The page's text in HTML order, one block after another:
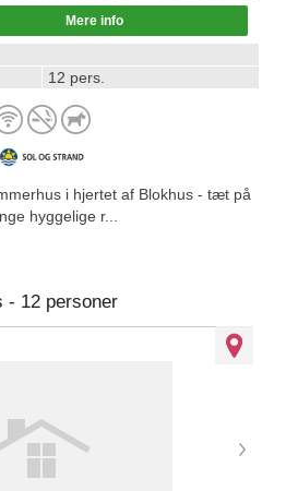
Mere info
12 pers.
i hjertet af Blokhus - tæt på
hyggelige r...
- 12 personer